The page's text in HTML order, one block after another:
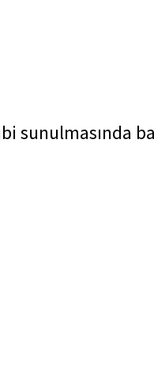
sunulmasında